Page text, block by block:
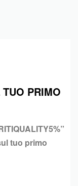
PRIMO
tuo primo